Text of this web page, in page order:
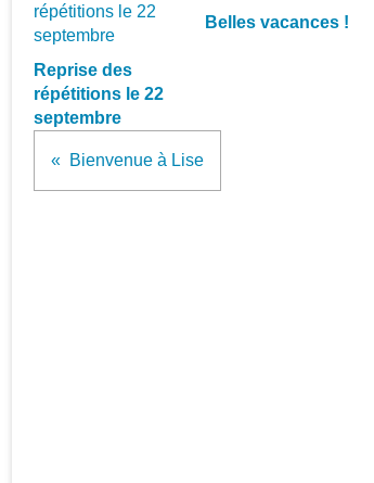
Reprise des
répétitions le 22
septembre
Belles vacances !
Bienvenue à Lise